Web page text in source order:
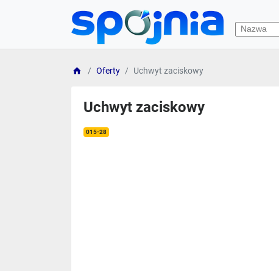
Oferty Uchwyt zaciskowy
Uchwyt zaciskowy
015-28